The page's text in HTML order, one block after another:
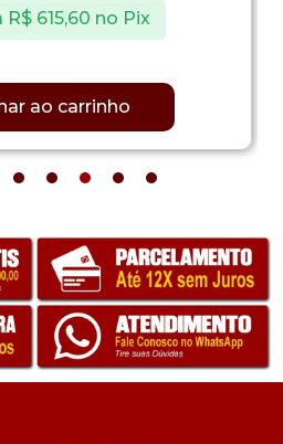
R$ 615,60 no Pix
ao carrinho